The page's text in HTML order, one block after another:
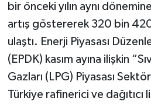
bir önceki yılın aynı
artış göstererek 320 bin
ulaştı. Enerji Piyasası
(EPDK) kasım ayına ilişkin
Gazları (LPG) Piyasası
Türkiye rafinerici ve dağıtıcı